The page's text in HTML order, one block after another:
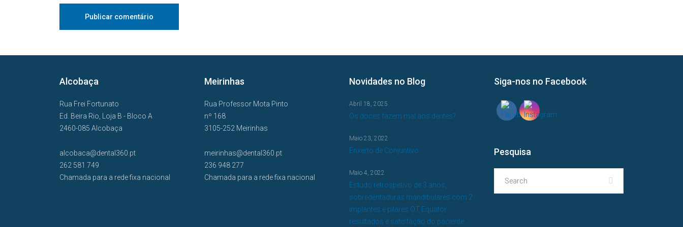
Alcobaça
Rua Frei Fortunato
Ed. Beira Rio, Loja B - Bloco A
2460-085 Alcobaça
alcobaca@dental360.pt
262 581 749
Chamada para a rede fixa nacional
Meirinhas
Rua Professor Mota Pinto
nº 168
3105-252 Meirinhas
meirinhas@dental360.pt
236 948 277
Chamada para a rede fixa nacional
Novidades no Blog
Os doces fazem mal aos dentes?
Abril 18, 2025
Enxerto de Conjuntivo
Maio 23, 2022
Estudo retrospetivo de 3 anos,
sobredentaduras mandibulares com 2
implantes e pilares OT Equator:
resultados e satisfação do paciente
Maio 4, 2022
Siga-nos no Facebook
Pesquisa